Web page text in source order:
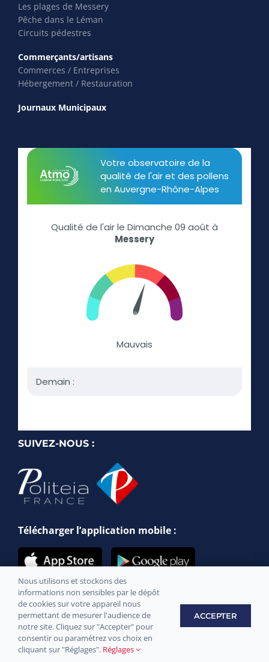
Les plages de Messery
Pêche dans le Léman
Circuits pédestres
Commerçants/artisans
Commerces / Entreprises
Hébergement / Restauration
Journaux Municipaux
SUIVEZ-NOUS :
Télécharger l’application mobile :
Site officiel de la commune de Messery © 2021 –
– Confidentialité– Développement par
Nous utilisons et stockons des
informations non sensibles par le dépôt
de cookies sur votre appareil nous
permettant de mesurer l'audience de
notre site. Cliquez sur "Accepter" pour
consentir ou paramétrez vos choix en
cliquant sur "Réglages". Réglages
ACCEPTER